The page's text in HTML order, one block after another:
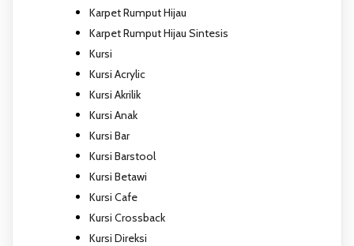
Karpet Rumput Hijau
Karpet Rumput Hijau Sintesis
Kursi
Kursi Acrylic
Kursi Akrilik
Kursi Anak
Kursi Bar
Kursi Barstool
Kursi Betawi
Kursi Cafe
Kursi Crossback
Kursi Direksi